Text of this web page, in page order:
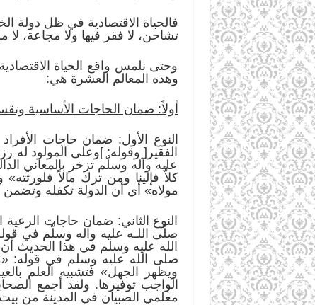
فالحياة الاقتصادية في ظل دولة
تشاحن، لا فقر فيها ولا مجاعة،
وحتى نلمس واقع الحياة
وهذه المعالم العشرة هي:
أولاً: ضمان الحاجات الأساسية
النوع الأول: ضمان حاجات
الفقير[ وقوله: ]وعلى المولود
عليه وآله وسلّم تزخر بالمعاني
كلاًّ فإلينا ومن ترك مالاً
مولاه» أي أن الدولة تكفله
النوع الثاني: ضمان حاجات
صلّى اللـه عليه وآله وسلّم في
الله عليه وسلم في هذا الحديث أن
صلى الله عليه وسلم في قوله:
ويظهر الجهل» فتشبيه العلم
الواجب توفيرها. ولقد أجمع
معلمي الصبيان في المدينة من